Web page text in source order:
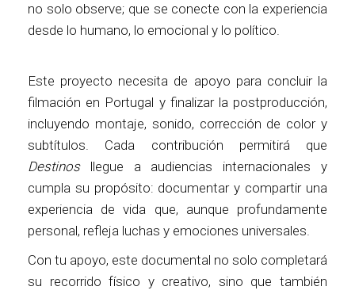
no solo observe; que se conecte con la experiencia
desde lo humano, lo emocional y lo político.
Este proyecto necesita de apoyo para concluir la
filmación en Portugal y finalizar la postproducción,
incluyendo montaje, sonido, corrección de color y
subtítulos. Cada contribución permitirá que
Destinosllegue a audiencias internacionales y
cumpla su propósito: documentar y compartir una
experiencia de vida que, aunque profundamente
personal, refleja luchas y emociones universales.
Con tu apoyo, este documental no solo completará
su recorrido físico y creativo, sino que también